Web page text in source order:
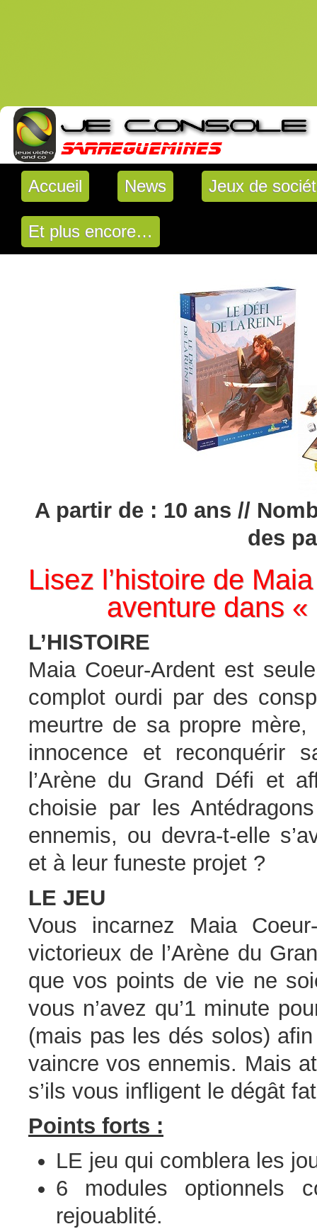
Accueil News Jeux de
Et plus encore…
A partir de : 10 ans //
des
Lisez l’histoire de
aventure dans
L’HISTOIRE
Maia Coeur-Ardent est
complot ourdi par des
meurtre de sa propre
innocence et reconquérir
l’Arène du Grand Défi et
choisie par les
ennemis, ou devra-t-elle
et à leur funeste projet ?
LE JEU
Vous incarnez Maia
victorieux de l’Arène du
que vos points de vie ne
vous n’avez qu’1 minute
(mais pas les dés solos)
vaincre vos ennemis. Mais
s’ils vous infligent le dégât
Points forts :
LE jeu qui comblera les
6 modules optionnels
rejouablité.